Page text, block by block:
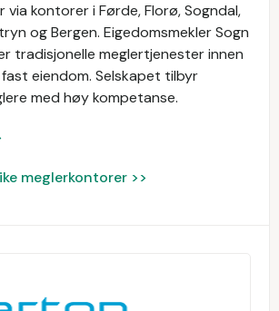
via kontorer i Førde, Florø, Sogndal,
og Bergen. Eigedomsmekler Sogn
tradisjonelle meglertjenester innen
eiendom. Selskapet tilbyr
med høy kompetanse.
meglerkontorer >>